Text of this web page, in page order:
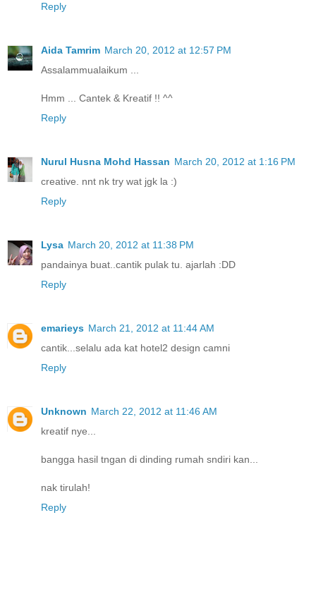
Reply
Aida Tamrim March 20, 2012 at 12:57 PM
Assalammualaikum ...
Hmm ... Cantek & Kreatif !! ^^
Reply
Nurul Husna Mohd Hassan March 20, 2012 at 1:16 PM
creative. nnt nk try wat jgk la :)
Reply
Lysa March 20, 2012 at 11:38 PM
pandainya buat..cantik pulak tu. ajarlah :DD
Reply
emarieys March 21, 2012 at 11:44 AM
cantik...selalu ada kat hotel2 design camni
Reply
Unknown March 22, 2012 at 11:46 AM
kreatif nye...
bangga hasil tngan di dinding rumah sndiri kan...
nak tirulah!
Reply